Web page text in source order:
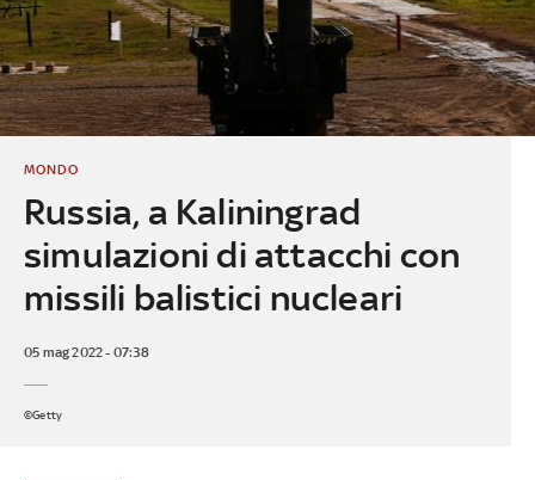
Russia, a Kaliningrad
simulazioni di attacchi con
missili balistici nucleari
MONDO
05 mag 2022 - 07:38
©Getty